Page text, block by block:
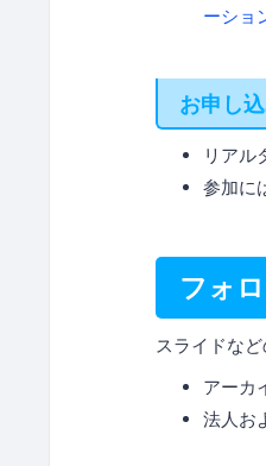
ーショ
お申し
リアル
参加に
フォ
スライドな
アーカ
法人お